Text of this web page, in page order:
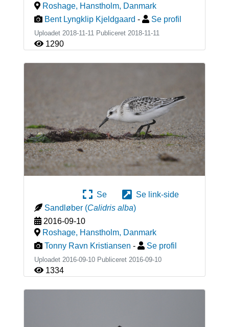
Roshage, Hanstholm, Danmark
Bent Lyngklip Kjeldgaard - Se profil
Uploadet 2018-11-11 Publiceret 2018-11-11
1290
Se
Se link-side
Sandløber (Calidris alba)
2016-09-10
Roshage, Hanstholm, Danmark
Tonny Ravn Kristiansen - Se profil
Uploadet 2016-09-10 Publiceret 2016-09-10
1334